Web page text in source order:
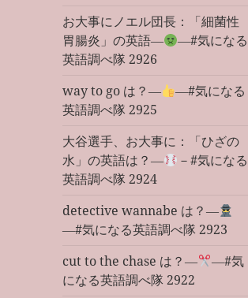
お大事にノエル団長：「細菌性
胃腸炎」の英語―
―#気になる
英語調べ隊 2926
way to go は？―
―#気になる
英語調べ隊 2925
大谷選手、お大事に：「ひざの
水」の英語は？―
－#気になる
英語調べ隊 2924
detective wannabe は？―
―#気になる英語調べ隊 2923
cut to the chase は？―
―#気
になる英語調べ隊 2922